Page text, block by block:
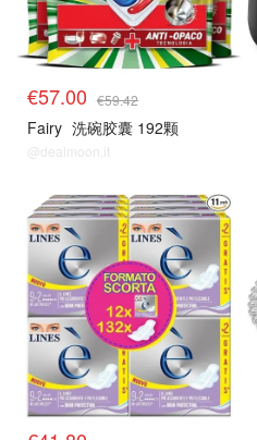
€57.00 €59.42
Fairy 洗碗胶囊 192颗
@dealmoon.it